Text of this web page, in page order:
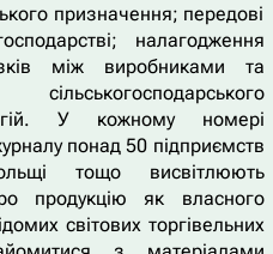
призначення; передові
налагодження
між виробниками та
У кожному номері
понад 50 підприємств
тощо висвітлюють
продукцію як власного
світових торгівельних